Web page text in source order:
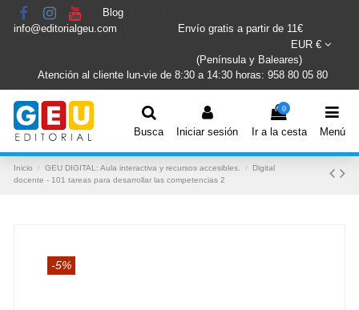
Blog
info@editorialgeu.com
Envío gratis a partir de 11€
EUR €
(Península y Baleares)
Atención al cliente lun-vie de 8:30 a 14:30 horas: 958 80 05 80
Busca Iniciar sesión
0
Ir a la cesta Menú
Inicio GEU DIGITAL: Aula interactiva y recursos accesibles.
Digital
docente - 101 tareas para desarrollar las competencias 2
-5%